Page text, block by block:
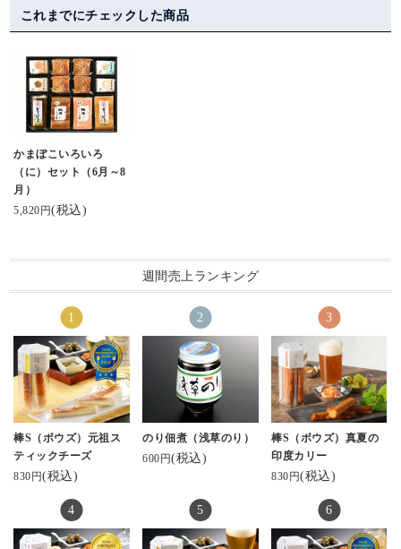
#ホワイトデー #チーか
⁡#棒s #ボウズ⁡ #河内屋 #
富山 #魚津
#大正解 #優勝 #ブラッ
クペッパー
@ kamaboko_jp 鮨蒲本
・
ぼこ #棒S #グランプリ
受賞 #富山 #北陸 #お取
り寄せギフト #ギフトに
おすすめ #プレゼントに
おすすめ #スティックチ
ーズ #チーズかまぼ
こ #サラダランチ
#hm2014ごはん
こんばんは😃🌃
ーズかまぼこ
#棒sボウズ 片手に乾
杯～🍺♪
#ヘルシー で #お手
軽 なおつまみ❣️
噛んだ時にチーズのと
ろっと感が
堪らなく美味しい😋
がとろ
#北陸のお土産ロングセ
#河内屋 #酒のあて #
酒スタグラム
#保存料無添加 #プレ
ゼントに #お土産に
PR kamaboko_jp
#ギフトにおすすめ #お
取り寄せグルメ #富山観
光 #金沢観光 #お酒に合
ュー #かまぼこ
った
^^*)
秋の実りと味覚を堪能
させていただきます〜
ありがとうございます
🥰
#蒲鉾本舗河内屋 #棒s #
棒s元祖スティックチー
ズ #美しい蒲鉾 sati7.ko
さん✨️ #お取り寄せした
いくらい美味しい
これまでにチェックした商品
かまぼこいろいろ
（に）セット（6月～8
月）
5,820円(税込)
週間売上ランキング
棒S（ボウズ）元祖ス
ティックチーズ
830円(税込)
のり佃煮（浅草のり）
600円(税込)
棒S（ボウズ）真夏の
印度カリー
830円(税込)